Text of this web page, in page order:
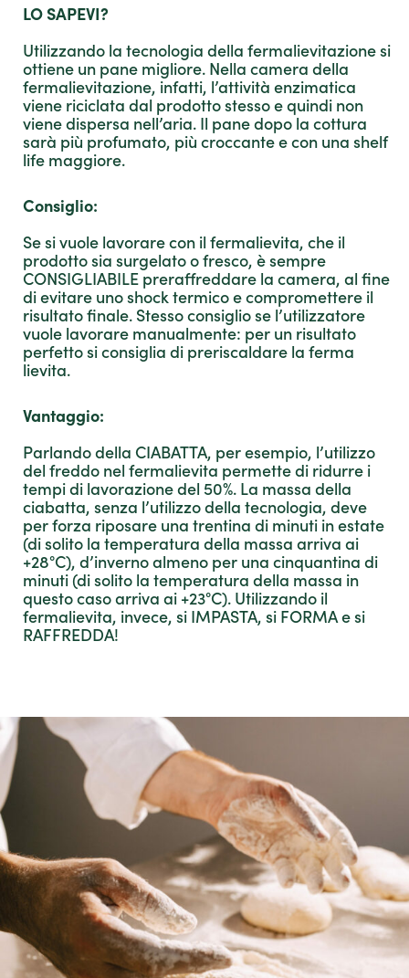
LO SAPEVI?
Utilizzando la tecnologia della fermalievitazione si
ottiene un pane migliore. Nella camera della
fermalievitazione, infatti, l’attività enzimatica
viene riciclata dal prodotto stesso e quindi non
viene dispersa nell’aria. Il pane dopo la cottura
sarà più profumato, più croccante e con una shelf
life maggiore.
Consiglio:
Se si vuole lavorare con il fermalievita, che il
prodotto sia surgelato o fresco, è sempre
CONSIGLIABILE preraffreddare la camera, al fine
di evitare uno shock termico e compromettere il
risultato finale. Stesso consiglio se l’utilizzatore
vuole lavorare manualmente: per un risultato
perfetto si consiglia di preriscaldare la ferma
lievita.
Vantaggio:
Parlando della CIABATTA, per esempio, l’utilizzo
del freddo nel fermalievita permette di ridurre i
tempi di lavorazione del 50%. La massa della
ciabatta, senza l’utilizzo della tecnologia, deve
per forza riposare una trentina di minuti in estate
(di solito la temperatura della massa arriva ai
+28°C), d’inverno almeno per una cinquantina di
minuti (di solito la temperatura della massa in
questo caso arriva ai +23°C). Utilizzando il
fermalievita, invece, si IMPASTA, si FORMA e si
RAFFREDDA!